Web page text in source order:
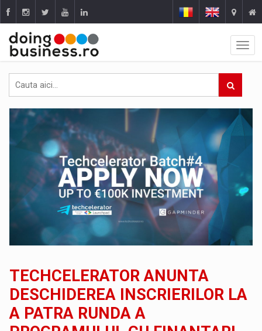
TECHCELERATOR ANUNTA
DESCHIDEREA INSCRIERILOR LA
A PATRA RUNDA A